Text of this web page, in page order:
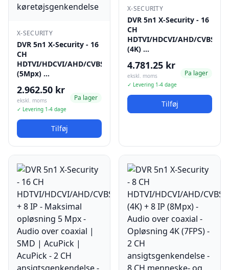
X-SECURITY
DVR 5n1 X-Security - 16
CH
HDTVI/HDCVI/AHD/CVBS
(5Mpx) …
2.962.50 kr
ekskl. moms
✓ Levering 1-4 dage
Pa lager
Tilføj
X-SECURITY
DVR 5n1 X-Security - 16
CH
HDTVI/HDCVI/AHD/CVBS
(4K) …
4.781.25 kr
ekskl. moms
✓ Levering 1-4 dage
Pa lager
Tilføj